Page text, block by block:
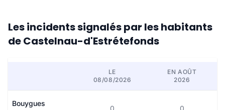
Les incidents signalés par les habitants
de Castelnau-d'Estrétefonds
LE
08/08/2026
EN AOÛT
2026
Bouygues
0 0